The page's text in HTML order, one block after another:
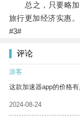
总之，只要略加
旅行更加经济实惠。
#3#
评论
游客
这款加速器app的价格
2024-08-24